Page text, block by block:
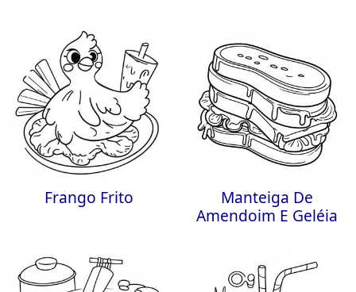
Frango Frito
Manteiga De
Amendoim E Geléia